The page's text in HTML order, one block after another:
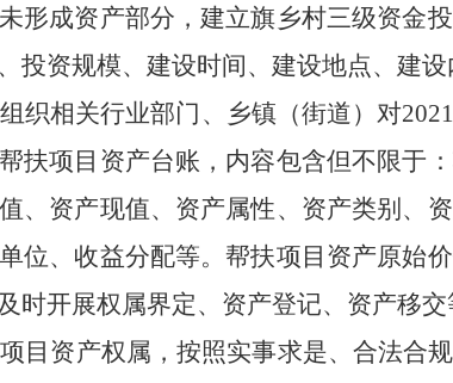
形成资产部分，建立旗乡村三级资金
投资规模、建设时间、建设地点、建
织相关行业部门、乡镇（街道）对
扶项目资产台账，内容包含但不限于
、资产现值、资产属性、资产类别、
位、收益分配等。帮扶项目资产原始
时开展权属界定、资产登记、资产移交
目资产权属，按照实事求是、合法合